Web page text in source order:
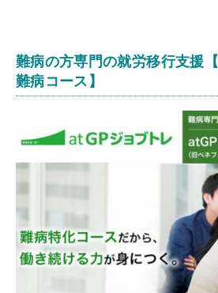
難病の方専門の就労移行支援【
難病コース 】